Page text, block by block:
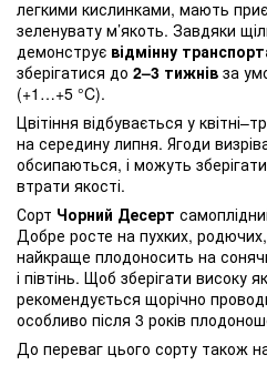
легкими кислинками, мають
зеленувату м’якоть. Завдяки
демонструє відмінну
зберігатися до 2–3 тижнів за
(+1…+5 °C).
Цвітіння відбувається у
на середину липня. Ягоди
обсипаються, і можуть
втрати якості.
Сорт Чорний Десерт
Добре росте на пухких, родючих,
найкраще плодоносить на
і півтінь. Щоб зберігати високу
рекомендується щорічно
особливо після 3 років
До переваг цього сорту також